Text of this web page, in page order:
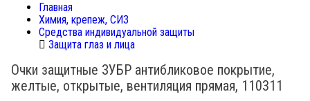
Главная
Химия, крепеж, СИЗ
Средства индивидуальной защиты
Защита глаз и лица
Очки защитные ЗУБР антибликовое покрытие,
желтые, открытые, вентиляция прямая, 110311